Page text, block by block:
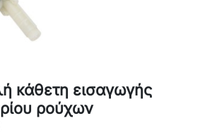
κάθετη εισαγωγής
ρούχων